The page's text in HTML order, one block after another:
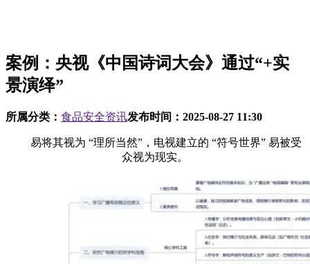
案例：央视《中国诗词大会》通过“+实
景演绎”
所属分类： 食品安全资讯发布时间： 2025-08-27 11:30
易将其视为 “理所当然”，电视建立的 “符号世界” 易被受
众视为现实。